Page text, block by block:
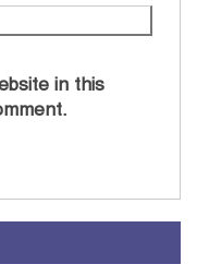
in this